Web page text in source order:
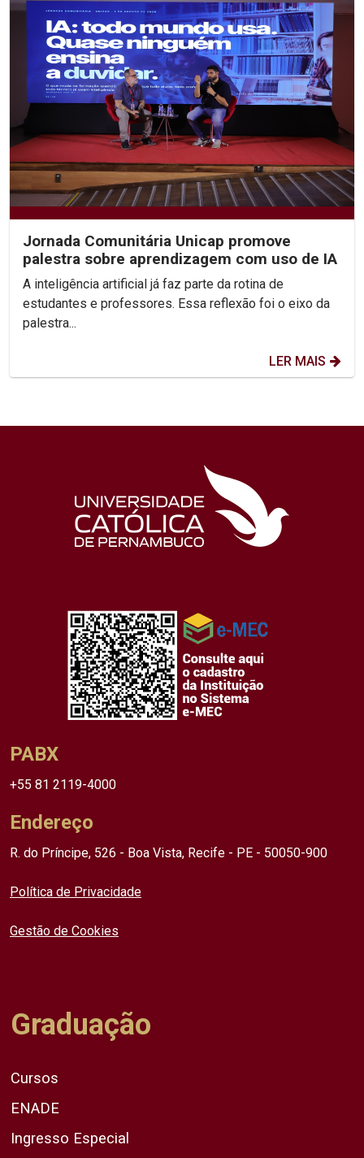
Jornada Comunitária Unicap promove
palestra sobre aprendizagem com uso de IA
A inteligência artificial já faz parte da rotina de
estudantes e professores. Essa reflexão foi o eixo da
palestra...
LER MAIS
PABX
+55 81 2119-4000
Endereço
R. do Príncipe, 526 - Boa Vista, Recife - PE - 50050-900
Política de Privacidade
Gestão de Cookies
Graduação
Cursos
ENADE
Ingresso Especial